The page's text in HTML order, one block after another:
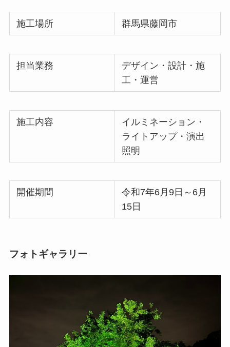
施工場所 群馬県藤岡市
担当業務
デザイン・設計・施
工・運営
施工内容
イルミネーション・
ライトアップ・演出
照明
開催期間
令和7年6月9日～6月
15日
フォトギャラリー